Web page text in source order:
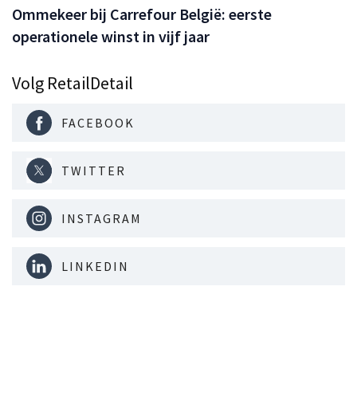
Ommekeer bij Carrefour België: eerste
operationele winst in vijf jaar
Volg RetailDetail
FACEBOOK
TWITTER
INSTAGRAM
LINKEDIN